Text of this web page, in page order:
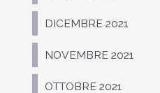
DICEMBRE 2021
NOVEMBRE 2021
OTTOBRE 2021